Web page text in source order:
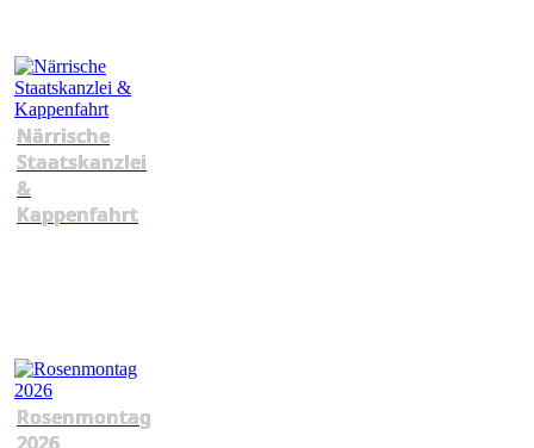
Närrische
Staatskanzlei
&
Kappenfahrt
Rosenmontag
2026